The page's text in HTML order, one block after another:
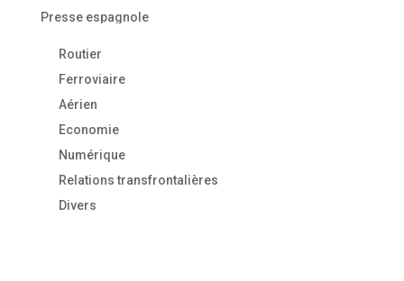
Presse espagnole
Routier
Ferroviaire
Aérien
Economie
Numérique
Relations transfrontalières
Divers